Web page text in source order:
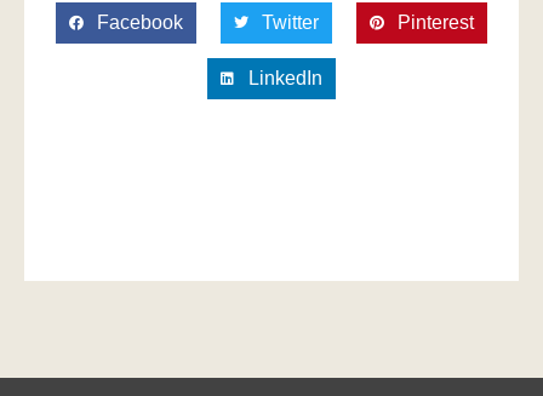
Facebook Twitter Pinterest
LinkedIn